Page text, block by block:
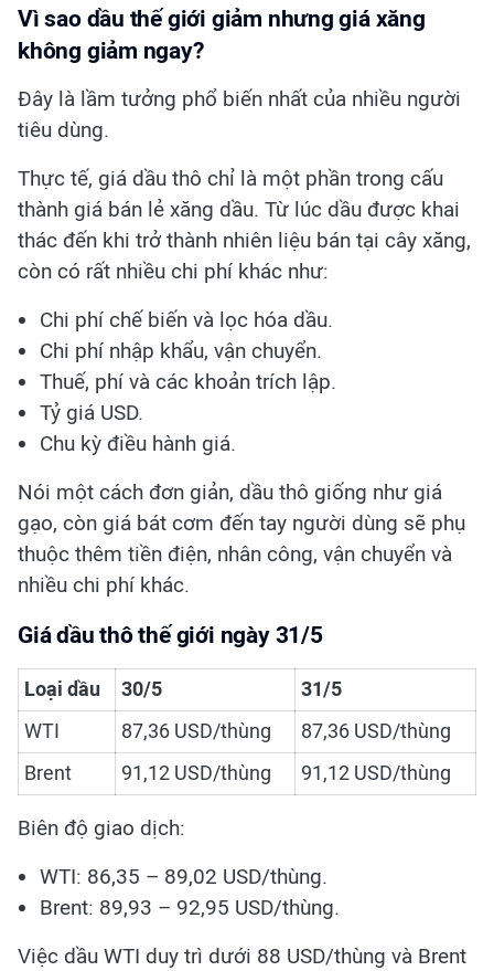
Vì sao dầu thế giới giảm nhưng giá xăng
không giảm ngay?
Đây là lầm tưởng phổ biến nhất của nhiều người
tiêu dùng.
Thực tế, giá dầu thô chỉ là một phần trong cấu
thành giá bán lẻ xăng dầu. Từ lúc dầu được khai
thác đến khi trở thành nhiên liệu bán tại cây xăng,
còn có rất nhiều chi phí khác như:
Chi phí chế biến và lọc hóa dầu.
Chi phí nhập khẩu, vận chuyển.
Thuế, phí và các khoản trích lập.
Tỷ giá USD.
Chu kỳ điều hành giá.
Nói một cách đơn giản, dầu thô giống như giá
gạo, còn giá bát cơm đến tay người dùng sẽ phụ
thuộc thêm tiền điện, nhân công, vận chuyển và
nhiều chi phí khác.
Giá dầu thô thế giới ngày 31/5
Loại dầu 30/5
31/5
WTI
87,36 USD/thùng
87,36 USD/thùng
Brent
91,12 USD/thùng 91,12 USD/thùng
Biên độ giao dịch:
WTI: 86,35 – 89,02 USD/thùng.
Brent: 89,93 – 92,95 USD/thùng.
Việc dầu WTI duy trì dưới 88 USD/thùng và Brent